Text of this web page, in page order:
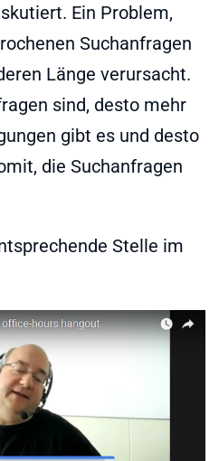
Ein Problem,
Suchanfragen
Länge verursacht.
sind, desto mehr
gibt es und desto
die Suchanfragen
Stelle im